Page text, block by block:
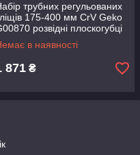
трубних регульованих
175-400 мм CrV Geko
розвідні плоскогубці
шт
в наявності
871 ₴